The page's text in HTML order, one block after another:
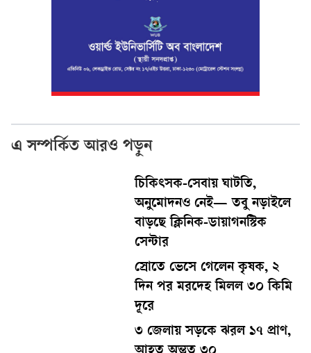
এ সম্পর্কিত আরও পড়ুন
চিকিৎসক-সেবায় ঘাটতি,
অনুমোদনও নেই— তবু নড়াইলে
বাড়ছে ক্লিনিক-ডায়াগনস্টিক
সেন্টার
স্রোতে ভেসে গেলেন কৃষক, ২
দিন পর মরদেহ মিলল ৩০ কিমি
দূরে
৩ জেলায় সড়কে ঝরল ১৭ প্রাণ,